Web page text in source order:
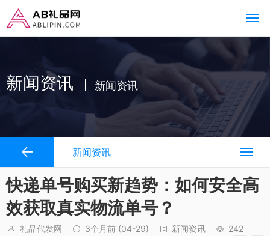
新闻资讯 新闻资讯
新闻资讯
快递单号购买新趋势：如何安全高
效获取真实物流单号？
礼品代发网 3个月前 (04-29) 新闻资讯 242